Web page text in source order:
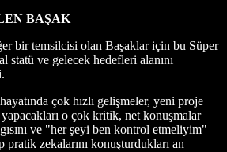
BAŞAK
bir temsilcisi olan Başaklar için bu Süper
statü ve gelecek hedefleri alanını
çok hızlı gelişmeler, yeni proje
o çok kritik, net konuşmalar
ve "her şeyi ben kontrol etmeliyim"
pratik zekalarını konuşturdukları an